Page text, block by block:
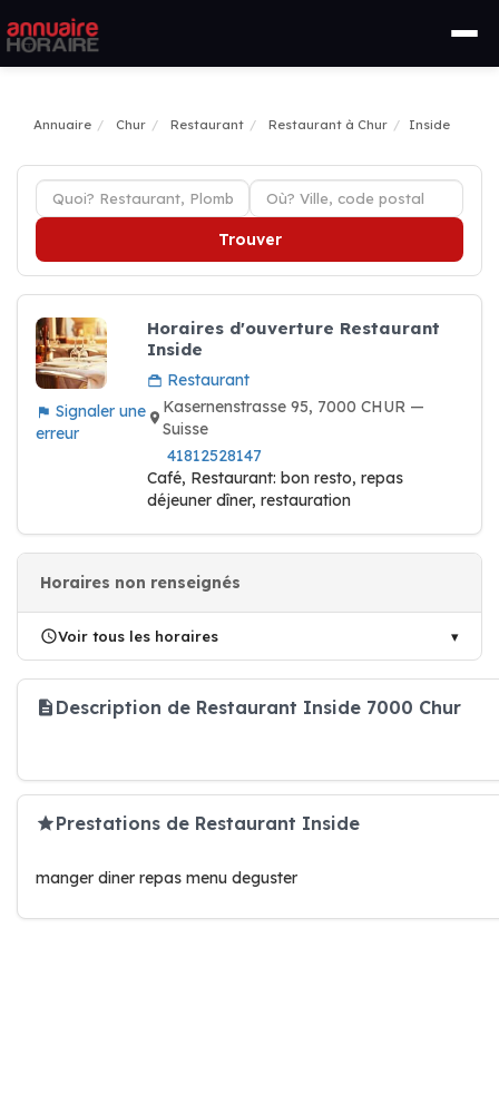
Annuaire Chur Restaurant Restaurant à Chur Inside
Trouver
Signaler une
erreur
Horaires d'ouverture Restaurant
Inside
Restaurant
Kasernenstrasse 95, 7000 CHUR —
Suisse
41812528147
Café, Restaurant: bon resto, repas
déjeuner dîner, restauration
Horaires non renseignés
Voir tous les horaires
Description de Restaurant Inside 7000 Chur
Prestations de Restaurant Inside
manger diner repas menu deguster